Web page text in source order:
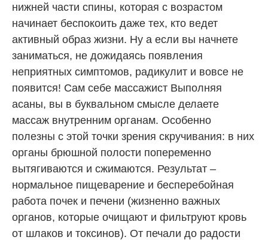
нижней части спины, которая с возрастом
начинает беспокоить даже тех, кто ведет
активный образ жизни. Ну а если вы начнете
заниматься, не дожидаясь появления
неприятных симптомов, радикулит и вовсе не
появится! Сам себе массажист Выполняя
асаны, вы в буквальном смысле делаете
массаж внутренним органам. Особенно
полезны с этой точки зрения скручивания: в них
органы брюшной полости попеременно
вытягиваются и сжимаются. Результат –
нормальное пищеварение и бесперебойная
работа почек и печени (жизненно важных
органов, которые очищают и фильтруют кровь
от шлаков и токсинов). От печали до радости